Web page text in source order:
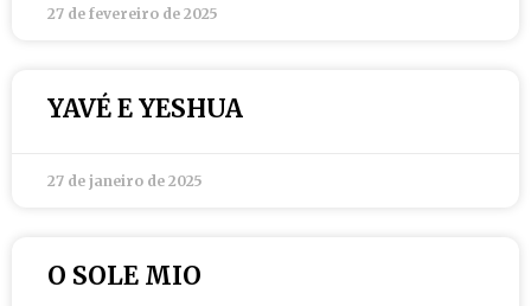
27 de fevereiro de 2025
YAVÉ E YESHUA
27 de janeiro de 2025
O SOLE MIO